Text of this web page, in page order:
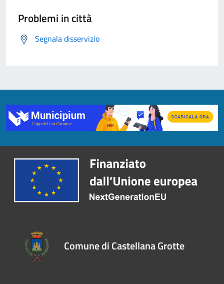
Problemi in città
Segnala disservizio
Comune di Castellana Grotte